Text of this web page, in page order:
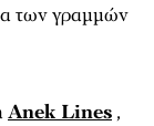
των γραμμών
Anek Lines ,